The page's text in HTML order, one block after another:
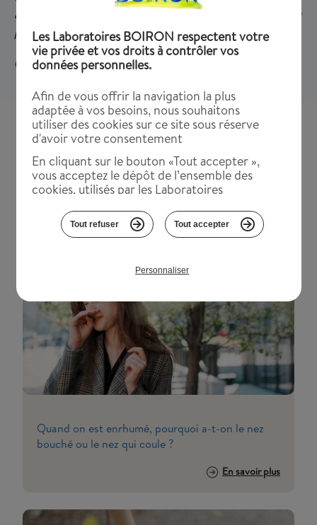
ans, faire dissoudre le comprimé dans de l'eau avant la
prise en raison du risque de fausse route
(3) Avant 6 ans prendre un avis médical
Les conseils et les bons gestes
contre les symptômes du
rhume
Quand on est enrhumé, pourquoi a-t-on le nez
bouché ou le nez qui coule ?
En savoir plus
Les Laboratoires BOIRON respectent votre
vie privée et vos droits à contrôler vos
données personnelles.
Afin de vous offrir la navigation la plus
adaptée à vos besoins, nous souhaitons
utiliser des cookies sur ce site sous réserve
d'avoir votre consentement
En cliquant sur le bouton «Tout accepter »,
vous acceptez le dépôt de l’ensemble des
cookies, utilisés par les Laboratoires
servent à des fins de suivis statistiques et
fonctionnement technique, pour améliorer
Vous pouvez paramétrer vos choix selon les
refuser en cliquant sur « Tout refuser ».
Certains cookies déposés sur notre site ne
requièrent pas votre consentement. Ceux-ci
servent uniquement à mesurer l’audience de
notre site. Toutes les données collectées
pour cette finalité sont anonymisées. Si vous
souhaitez plus d'informations nous vous
attendons sur la pagepolitique de gestion
Tout refuser Tout accepter
Personnaliser